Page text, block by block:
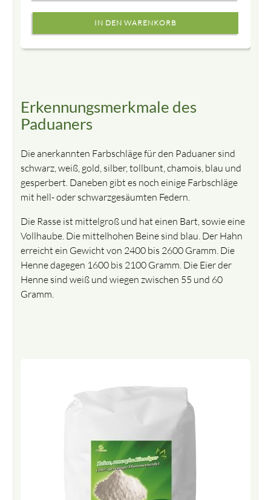
Erkennungsmerkmale des
Paduaners
Die anerkannten Farbschläge für den Paduaner sind
schwarz, weiß, gold, silber, tollbunt, chamois, blau und
gesperbert. Daneben gibt es noch einige Farbschläge
mit hell- oder schwarzgesäumten Federn.
Die Rasse ist mittelgroß und hat einen Bart, sowie eine
Vollhaube. Die mittelhohen Beine sind blau. Der Hahn
erreicht ein Gewicht von 2400 bis 2600 Gramm. Die
Henne dagegen 1600 bis 2100 Gramm. Die Eier der
Henne sind weiß und wiegen zwischen 55 und 60
Gramm.